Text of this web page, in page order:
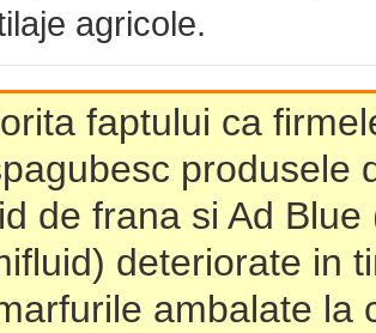
agricole.
faptului ca
produsele
de frana si Ad
deteriorate in
ambalate la